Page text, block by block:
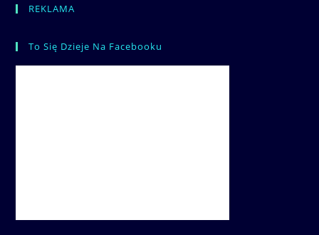
REKLAMA
To Się Dzieje Na Facebooku